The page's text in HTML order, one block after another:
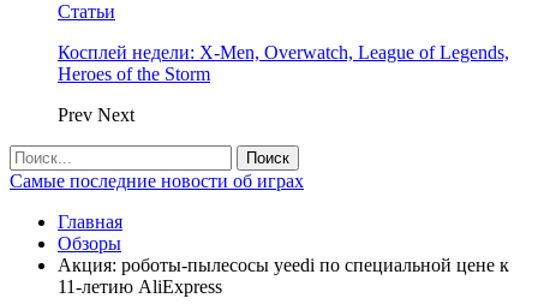
Статьи
Косплей недели: X-Men, Overwatch, League of Legends,
Heroes of the Storm
Prev Next
Самые последние новости об играх
Главная
Обзоры
Акция: роботы-пылесосы yeedi по специальной цене к
11-летию AliExpress